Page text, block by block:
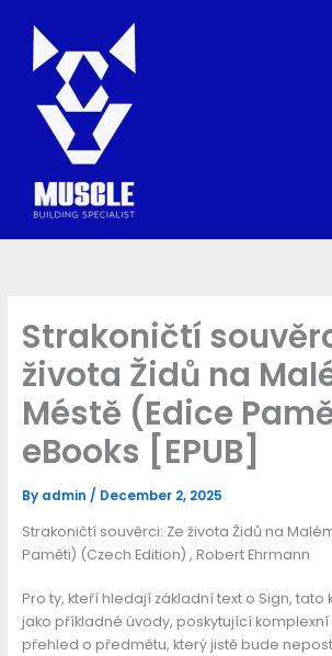
content
Strakoničtí
života Židů na
Méstě (Edice
eBooks [EPUB]
By admin / December 2, 2025
Strakoničtí souvěrci: Ze života Židů na
Paměti) (Czech Edition) , Robert Ehrmann
Pro ty, kteří hledají základní text o Sign, tato
jako příkladné úvody, poskytující
přehled o předmětu, který jistě bude